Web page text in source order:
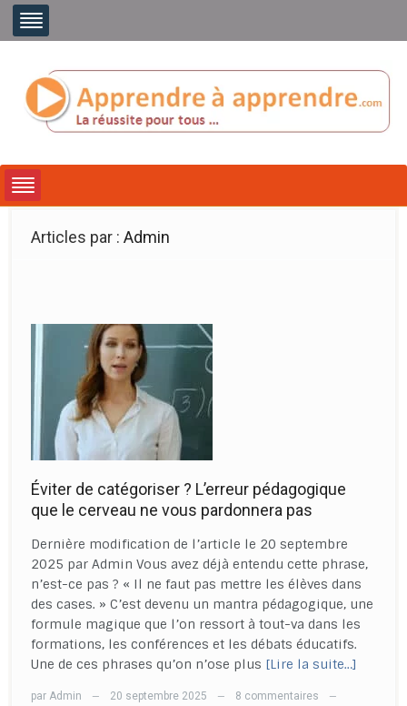
Articles par :Admin
Éviter de catégoriser ? L’erreur pédagogique
que le cerveau ne vous pardonnera pas
Dernière modification de l’article le 20 septembre
2025 par Admin Vous avez déjà entendu cette phrase,
n’est-ce pas ? « Il ne faut pas mettre les élèves dans
des cases. » C’est devenu un mantra pédagogique, une
formule magique que l’on ressort à tout-va dans les
formations, les conférences et les débats éducatifs.
Une de ces phrases qu’on n’ose plus [Lire la suite…]
par Admin — 20 septembre 2025 — 8 commentaires —